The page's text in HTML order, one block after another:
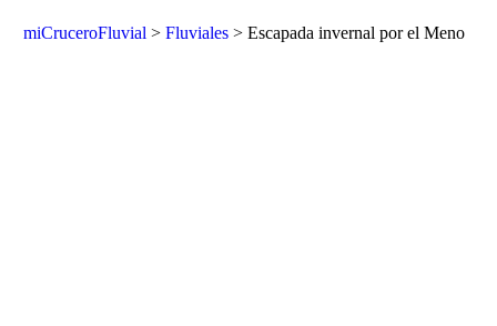
miCruceroFluvial >Fluviales >Escapada invernal por el Meno